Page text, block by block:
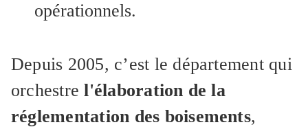
opérationnels.
Depuis 2005, c’est le département qui
orchestrel'élaboration de la
réglementation des boisements,